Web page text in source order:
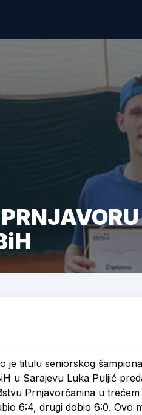
je titulu seniorskog
u Sarajevu Luka Puljić
Prnjavorčanina u
6:4, drugi dobio 6:0. Ovo